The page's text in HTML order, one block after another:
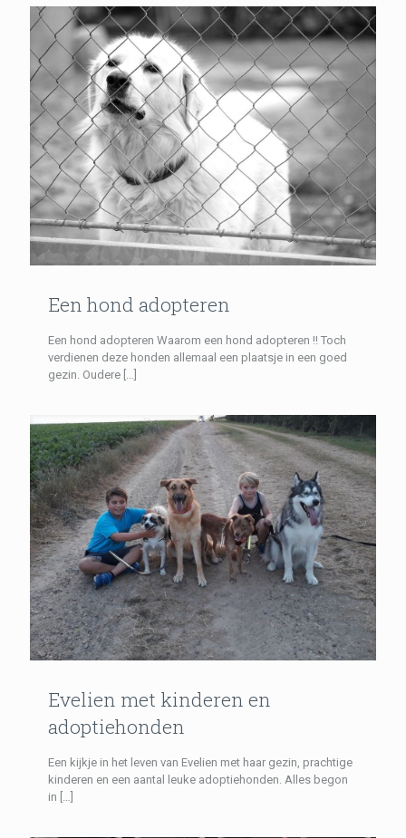
Een hond adopteren
Een hond adopteren Waarom een hond adopteren !! Toch
verdienen deze honden allemaal een plaatsje in een goed
gezin. Oudere […]
Evelien met kinderen en
adoptiehonden
Een kijkje in het leven van Evelien met haar gezin, prachtige
kinderen en een aantal leuke adoptiehonden. Alles begon
in […]